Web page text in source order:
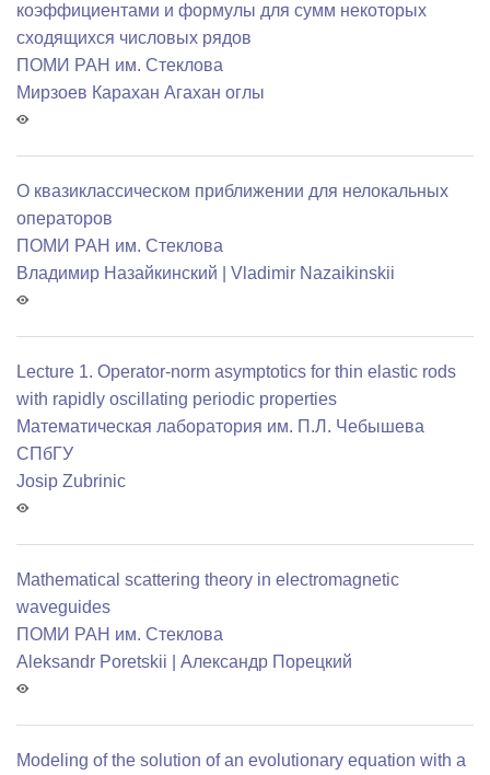
коэффициентами и формулы для сумм некоторых
сходящихся числовых рядов
ПОМИ РАН им. Стеклова
Мирзоев Карахан Агахан оглы
О квазиклассическом приближении для нелокальных
операторов
ПОМИ РАН им. Стеклова
Владимир Назайкинский | Vladimir Nazaikinskii
Lecture 1. Operator-norm asymptotics for thin elastic rods
with rapidly oscillating periodic properties
Математичеcкая лаборатория им. П.Л. Чебышева
СПбГУ
Josip Zubrinic
Mathematical scattering theory in electromagnetic
waveguides
ПОМИ РАН им. Стеклова
Aleksandr Poretskii | Александр Порецкий
Modeling of the solution of an evolutionary equation with a